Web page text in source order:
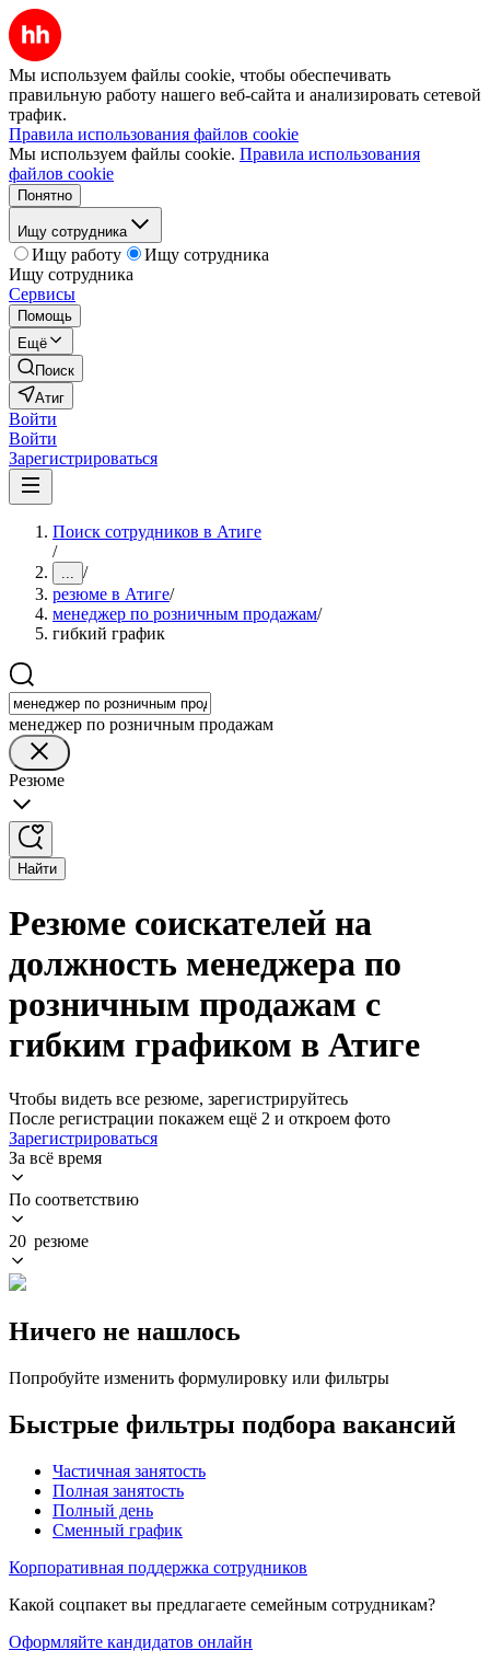
Мы используем файлы cookie, чтобы обеспечивать
правильную работу нашего веб-сайта и анализировать сетевой
трафик.
Правила использования файлов cookie
Мы используем файлы cookie. Правила использования
файлов cookie
Понятно
Ищу сотрудника
Ищу работу
Ищу сотрудника
Ищу сотрудника
Сервисы
Помощь
Ещё
Поиск
Атиг
Войти
Войти
Зарегистрироваться
Поиск сотрудников в Атиге
/
... /
резюме в Атиге/
менеджер по розничным продажам/
гибкий график
менеджер по розничным продажам
Резюме
Найти
Резюме соискателей на
должность менеджера по
розничным продажам с
гибким графиком в Атиге
Чтобы видеть все резюме, зарегистрируйтесь
После регистрации покажем ещё 2 и откроем фото
Зарегистрироваться
За всё время
По соответствию
20 резюме
Ничего не нашлось
Попробуйте изменить формулировку или фильтры
Быстрые фильтры подбора вакансий
Частичная занятость
Полная занятость
Полный день
Сменный график
Корпоративная поддержка сотрудников
Какой соцпакет вы предлагаете семейным сотрудникам?
Оформляйте кандидатов онлайн